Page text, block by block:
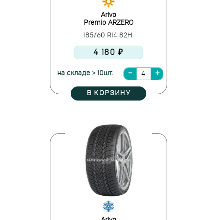
Arivo
Premio ARZERO
185/60 R14 82H
4 180 ₽
на складе > 10шт.
В КОРЗИНУ